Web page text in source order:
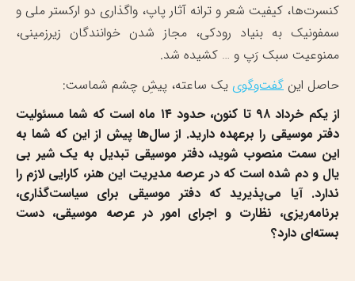
کنسرت‌ها، کیفیت شعر و ترانه آثار پاپ، واگذاری دو ارکستر ملی و
سمفونیک به بنیاد رودکی، مجاز شدن خوانندگان زیرزمینی،
ممنوعیت سبک رَپ و … کشیده شد.
حاصل این گفت‌وگوی یک ساعته، پیشِ چشم شماست:
از یکم خرداد ۹۸ تا کنون، حدود ۱۴ ماه است که شما مسئولیت
دفتر موسیقی را برعهده دارید. از سال‌ها پیش از این که شما به
این سمت منصوب شوید، دفتر موسیقی تبدیل به یک شیر بی
یال و دم شده است که در عرصه مدیریت این هنر، کارایی لازم را
ندارد. آیا می‌پذیرید که دفتر موسیقی برای سیاست‌گذاری،
برنامه‌ریزی، نظارت و اجرای امور در عرصه موسیقی، دست
بسته‌ای دارد؟